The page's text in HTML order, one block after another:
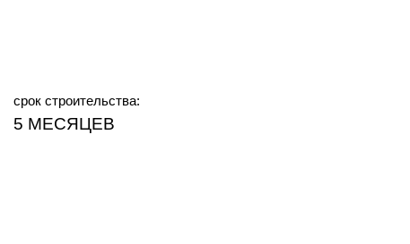
срок строительства:
5 МЕСЯЦЕВ